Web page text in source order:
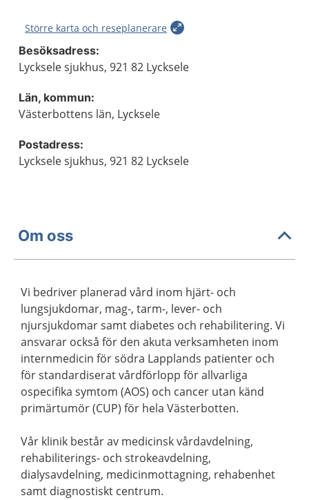
Större karta och reseplanerare
Besöksadress:
Lycksele sjukhus, 921 82 Lycksele
Län, kommun:
Västerbottens län, Lycksele
Postadress:
Lycksele sjukhus, 921 82 Lycksele
Om oss
Vi bedriver planerad vård inom hjärt- och
lungsjukdomar, mag-, tarm-, lever- och
njursjukdomar samt diabetes och rehabilitering. Vi
ansvarar också för den akuta verksamheten inom
internmedicin för södra Lapplands patienter och
för standardiserat vårdförlopp för allvarliga
ospecifika symtom (AOS) och cancer utan känd
primärtumör (CUP) för hela Västerbotten.
Vår klinik består av medicinsk vårdavdelning,
rehabiliterings- och strokeavdelning,
dialysavdelning, medicinmottagning, rehabenhet
samt diagnostiskt centrum.